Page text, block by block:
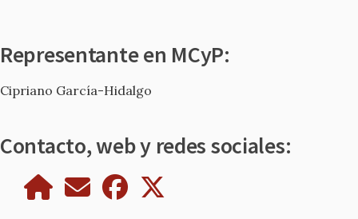
Representante en MCyP:
Cipriano García-Hidalgo
Contacto, web y redes sociales: